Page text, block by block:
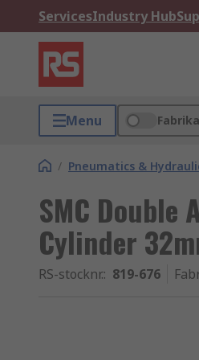
ServicesIndustry Hub
Menu
/ Pneumatics &
SMC Double
Cylinder
RS-stocknr.: 819-676